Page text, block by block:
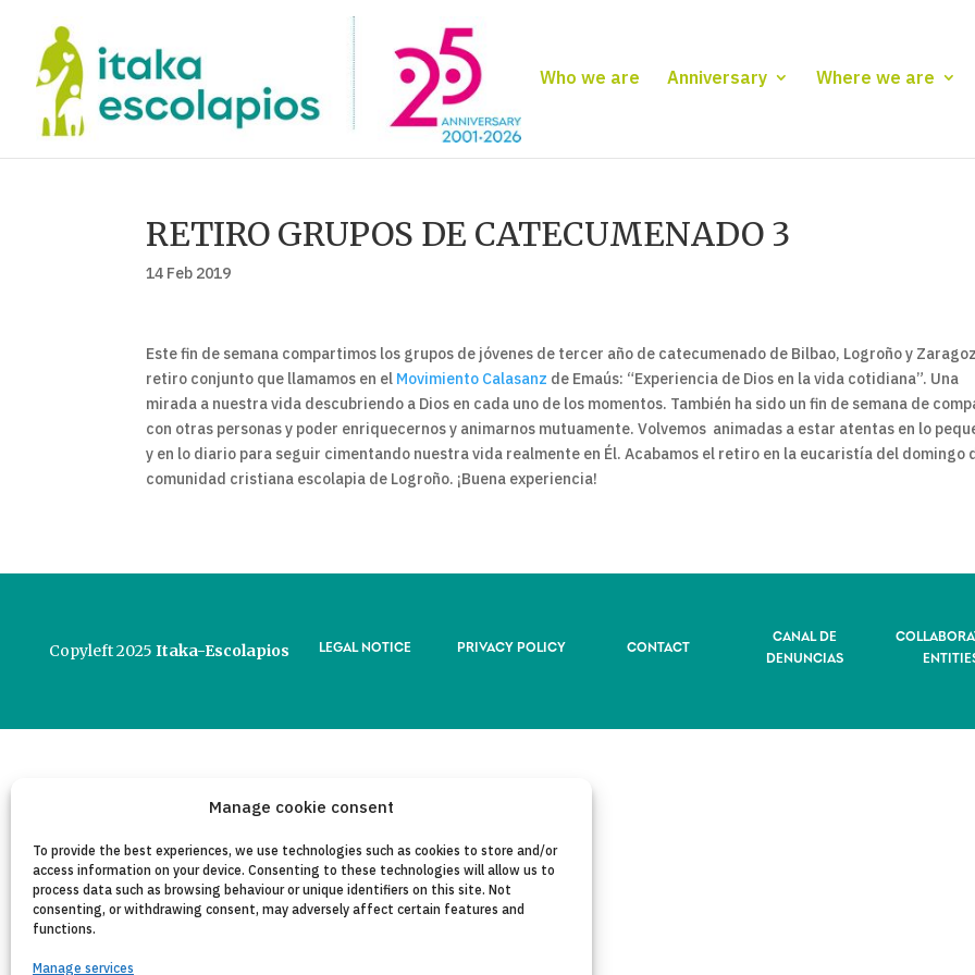
Manage cookie consent
To provide the best experiences, we use technologies such as cookies to store and/or
access information on your device. Consenting to these technologies will allow us to
process data such as browsing behaviour or unique identifiers on this site. Not
consenting, or withdrawing consent, may adversely affect certain features and
functions.
Manage services
Who we are Anniversary Where we are
RETIRO GRUPOS DE CATECUMENADO 3
14 Feb 2019
Este fin de semana compartimos los grupos de jóvenes de tercer año de catecumenado de Bilbao, Logroño y
retiro conjunto que llamamos en el Movimiento Calasanz de Emaús: “Experiencia de Dios en la vida cotidiana”. Una
mirada a nuestra vida descubriendo a Dios en cada uno de los momentos. También ha sido un fin de semana de
con otras personas y poder enriquecernos y animarnos mutuamente. Volvemos animadas a estar atentas en lo
y en lo diario para seguir cimentando nuestra vida realmente en Él. Acabamos el retiro en la eucaristía del domingo
comunidad cristiana escolapia de Logroño. ¡Buena experiencia!
Copyleft 2025 Itaka-Escolapios LEGAL NOTICE PRIVACY POLICY CONTACT
CANAL DE
DENUNCIAS